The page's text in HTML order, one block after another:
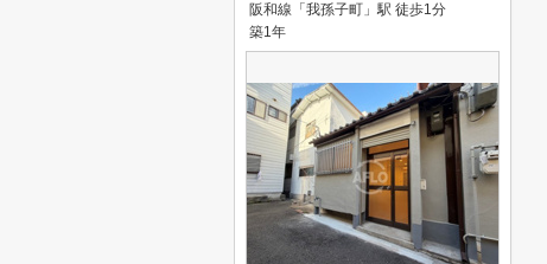
阪和線「我孫子町」駅 徒歩1分
築1年